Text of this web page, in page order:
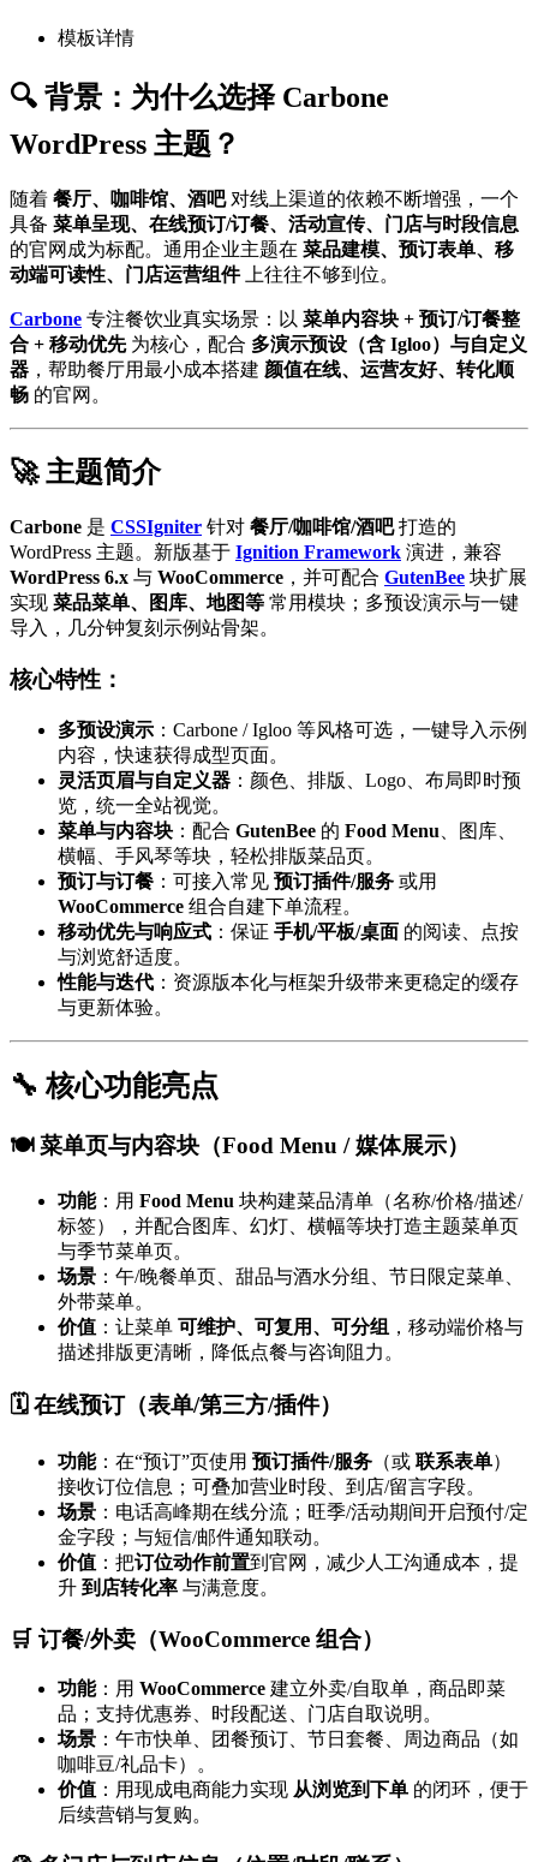
模板详情
🔍 背景：为什么选择 Carbone
WordPress 主题？
随着 餐厅、咖啡馆、酒吧对线上渠道的依赖不断增强，一个
具备 菜单呈现、在线预订/订餐、活动宣传、门店与时段信息
的官网成为标配。通用企业主题在 菜品建模、预订表单、移
动端可读性、门店运营组件上往往不够到位。
Carbone 专注餐饮业真实场景：以 菜单内容块 + 预订/订餐整
合 + 移动优先为核心，配合 多演示预设（含 Igloo）与自定义
器 ，帮助餐厅用最小成本搭建 颜值在线、运营友好、转化顺
畅 的官网。
🚀 主题简介
Carbone 是 CSSIgniter 针对 餐厅/咖啡馆/酒吧打造的
WordPress 主题。新版基于 Ignition Framework 演进，兼容
WordPress 6.x 与 WooCommerce ，并可配合 GutenBee 块扩展
实现 菜品菜单、图库、地图等 常用模块；多预设演示与一键
导入，几分钟复刻示例站骨架。
核心特性：
多预设演示 ：Carbone / Igloo 等风格可选，一键导入示例
内容，快速获得成型页面。
灵活页眉与自定义器 ：颜色、排版、Logo、布局即时预
览，统一全站视觉。
菜单与内容块 ：配合 GutenBee 的 Food Menu 、图库、
横幅、手风琴等块，轻松排版菜品页。
预订与订餐 ：可接入常见 预订插件/服务 或用
WooCommerce 组合自建下单流程。
移动优先与响应式 ：保证 手机/平板/桌面 的阅读、点按
与浏览舒适度。
性能与迭代 ：资源版本化与框架升级带来更稳定的缓存
与更新体验。
🔧 核心功能亮点
🍽️ 菜单页与内容块（Food Menu / 媒体展示）
功能：用 Food Menu 块构建菜品清单（名称/价格/描述/
标签），并配合图库、幻灯、横幅等块打造主题菜单页
与季节菜单页。
场景 ：午/晚餐单页、甜品与酒水分组、节日限定菜单、
外带菜单。
价值 ：让菜单 可维护、可复用、可分组 ，移动端价格与
描述排版更清晰，降低点餐与咨询阻力。
🗓️ 在线预订（表单/第三方/插件）
功能：在“预订”页使用 预订插件/服务 （或 联系表单）
接收订位信息；可叠加营业时段、到店/留言字段。
场景 ：电话高峰期在线分流；旺季/活动期间开启预付/定
金字段；与短信/邮件通知联动。
价值 ：把订位动作前置到官网，减少人工沟通成本，提
升 到店转化率 与满意度。
🛒 订餐/外卖（WooCommerce 组合）
功能：用 WooCommerce 建立外卖/自取单，商品即菜
品；支持优惠券、时段配送、门店自取说明。
场景 ：午市快单、团餐预订、节日套餐、周边商品（如
咖啡豆/礼品卡）。
价值 ：用现成电商能力实现 从浏览到下单 的闭环，便于
后续营销与复购。